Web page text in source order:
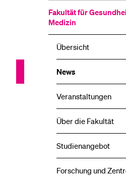
Fakultät für
Medizin
Übersicht
News
Veranstaltungen
Über die Fakultät
Studienangebot
Forschung und